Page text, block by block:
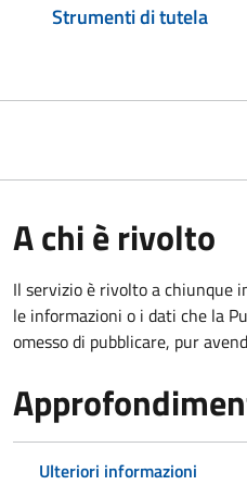
Strumenti di tutela
A chi è rivolto
Il servizio è rivolto a chiunque
le informazioni o i dati che la
omesso di pubblicare, pur
Ulteriori informazioni